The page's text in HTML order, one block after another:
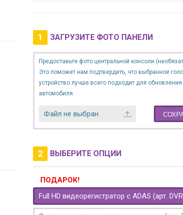
1 ЗАГРУЗИТЕ ФОТО ПАНЕЛИ
Предоставьте фото центральной консоли
Это поможет нам подтвердить, что выбранное
устройство лучше всего подходит для
автомобиля.
Файл не выбран
2 ВЫБЕРИТЕ ОПЦИИ
ПОДАРОК!
Full HD видеорегистратор с ADAS (арт.